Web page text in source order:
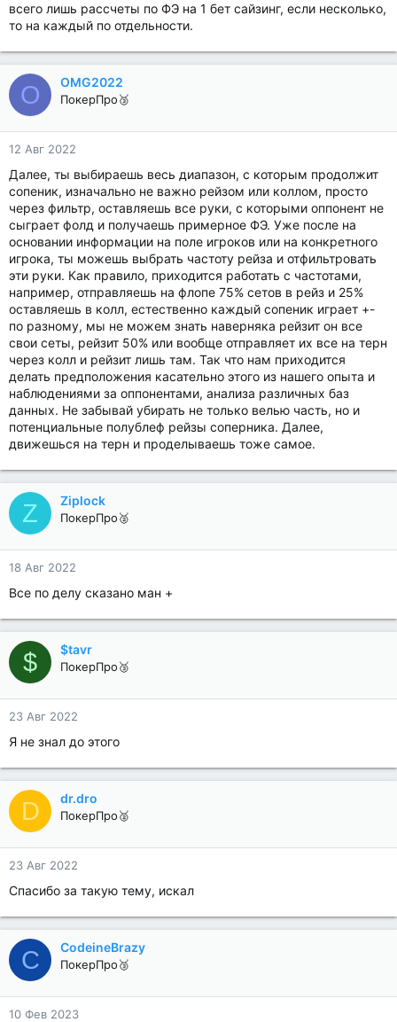
всего лишь рассчеты по ФЭ на 1 бет сайзинг, если несколько,
то на каждый по отдельности.
O OMG2022
ПокерПро🥉
12 Авг 2022
Далее, ты выбираешь весь диапазон, с которым продолжит
сопеник, изначально не важно рейзом или коллом, просто
через фильтр, оставляешь все руки, с которыми оппонент не
сыграет фолд и получаешь примерное ФЭ. Уже после на
основании информации на поле игроков или на конкретного
игрока, ты можешь выбрать частоту рейза и отфильтровать
эти руки. Как правило, приходится работать с частотами,
например, отправляешь на флопе 75% сетов в рейз и 25%
оставляешь в колл, естественно каждый сопеник играет +-
по разному, мы не можем знать наверняка рейзит он все
свои сеты, рейзит 50% или вообще отправляет их все на терн
через колл и рейзит лишь там. Так что нам приходится
делать предположения касательно этого из нашего опыта и
наблюдениями за оппонентами, анализа различных баз
данных. Не забывай убирать не только велью часть, но и
потенциальные полублеф рейзы соперника. Далее,
движешься на терн и проделываешь тоже самое.
Z Ziplock
ПокерПро🥈
18 Авг 2022
Все по делу сказано ман +
$ $tavr
ПокерПро🥉
23 Авг 2022
Я не знал до этого
D dr.dro
ПокерПро🥈
23 Авг 2022
Спасибо за такую тему, искал
C CodeineBrazy
ПокерПро🥉
10 Фев 2023